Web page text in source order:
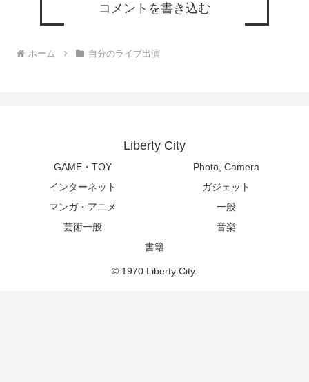
コメントを書き込む
ホーム 自分のライブ出演
Liberty City
GAME・TOY
Photo, Camera
インターネット
ガジェット
マンガ・アニメ
一般
芸術一般
音楽
書籍
© 1970 Liberty City.